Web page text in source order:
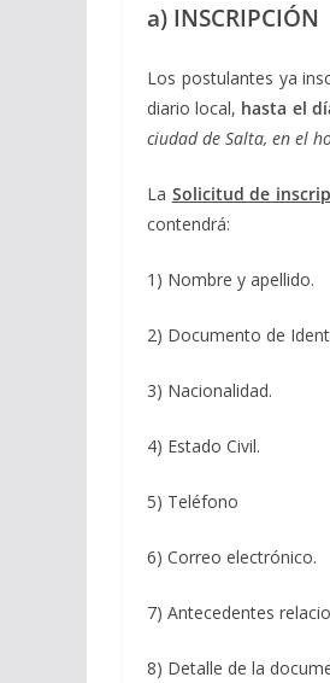
a) INSCRIPCIÓN
Los postulantes ya
diario local, hasta el
ciudad de Salta, en el
La Solicitud de
contendrá:
1) Nombre y apellido.
2) Documento de
3) Nacionalidad.
4) Estado Civil.
5) Teléfono
6) Correo electrónico.
7) Antecedentes
8) Detalle de la